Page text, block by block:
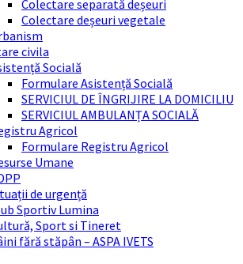
Colectare separată deșeuri
Colectare deșeuri vegetale
civila
Socială
Formulare Asistență Socială
SERVICIUL DE ÎNGRIJIRE LA DOMICILIU
SERVICIUL AMBULANȚA SOCIALĂ
Agricol
Formulare Registru Agricol
Umane
de urgență
Sportiv Lumina
Sport si Tineret
fără stăpân – ASPA IVETS